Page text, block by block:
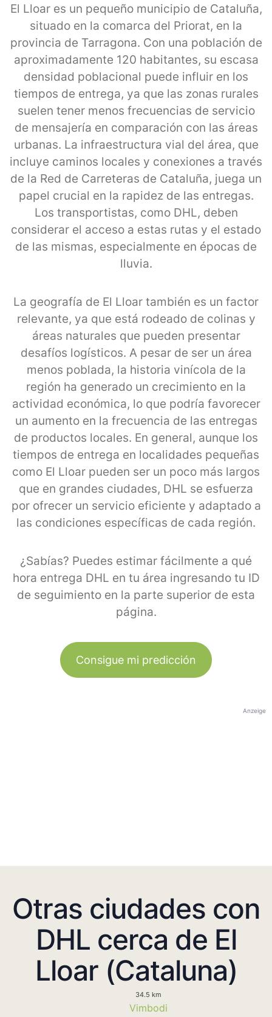
El Lloar es un pequeño municipio de Cataluña,
situado en la comarca del Priorat, en la
provincia de Tarragona. Con una población de
aproximadamente 120 habitantes, su escasa
densidad poblacional puede influir en los
tiempos de entrega, ya que las zonas rurales
suelen tener menos frecuencias de servicio
de mensajería en comparación con las áreas
urbanas. La infraestructura vial del área, que
incluye caminos locales y conexiones a través
de la Red de Carreteras de Cataluña, juega un
papel crucial en la rapidez de las entregas.
Los transportistas, como DHL, deben
considerar el acceso a estas rutas y el estado
de las mismas, especialmente en épocas de
lluvia.
La geografía de El Lloar también es un factor
relevante, ya que está rodeado de colinas y
áreas naturales que pueden presentar
desafíos logísticos. A pesar de ser un área
menos poblada, la historia vinícola de la
región ha generado un crecimiento en la
actividad económica, lo que podría favorecer
un aumento en la frecuencia de las entregas
de productos locales. En general, aunque los
tiempos de entrega en localidades pequeñas
como El Lloar pueden ser un poco más largos
que en grandes ciudades, DHL se esfuerza
por ofrecer un servicio eficiente y adaptado a
las condiciones específicas de cada región.
¿Sabías? Puedes estimar fácilmente a qué
hora entrega DHL en tu área ingresando tu ID
de seguimiento en la parte superior de esta
página.
Consigue mi predicción
Anzeige
Otras ciudades con
DHL cerca de El
Lloar (Cataluna)
34.5 km
Vimbodi